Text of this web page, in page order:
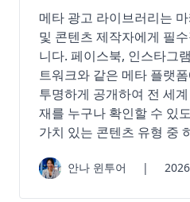
메타 광고 라이브러리는
및 콘텐츠 제작자에게 필
니다. 페이스북, 인스타그
트워크와 같은 메타 플랫
투명하게 공개하여 전 세
재를 누구나 확인할 수 있
가치 있는 콘텐츠 유형 중
안나 윈투어 |